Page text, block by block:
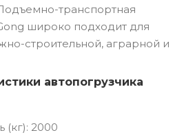
транспортная
широко подходит для
строительной, аграрной и
автопогрузчика
(кг): 2000